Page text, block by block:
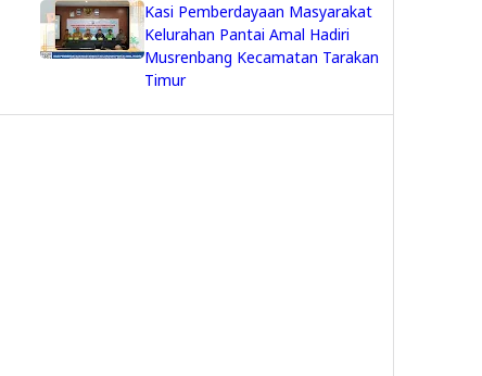
Kasi Pemberdayaan Masyarakat
Kelurahan Pantai Amal Hadiri
Musrenbang Kecamatan Tarakan
Timur